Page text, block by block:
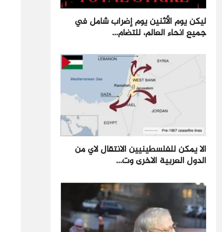
ليكن يوم الأثنين يوم إضراب شامل في
جميع أنحاء العالم، للتضام...
الا يمكن للفلسطينيين الانتقال لاي من
الدول العربية الاخرى وت...